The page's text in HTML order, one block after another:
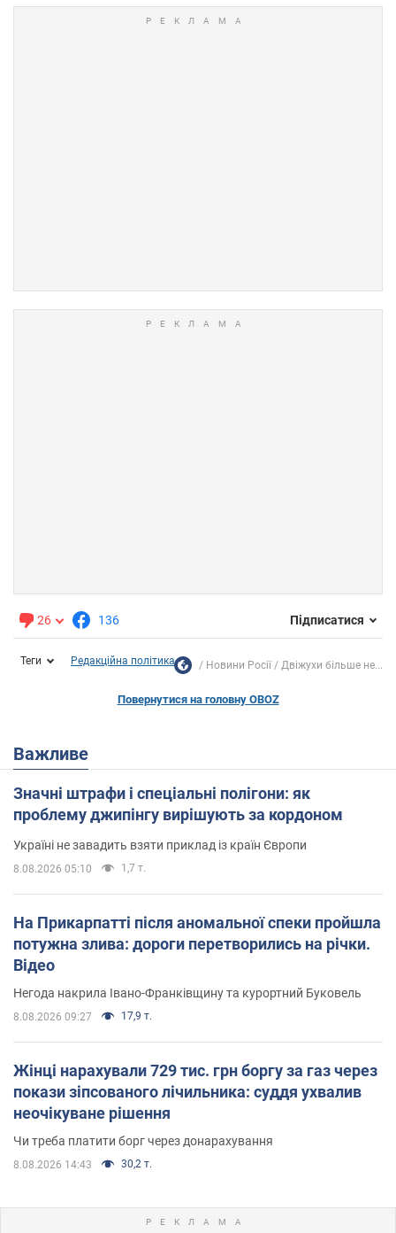
26 136 Підписатися
Теги Редакційна політика Новини Росії Двіжухи більше не...
Повернутися на головну OBOZ
Важливе
Значні штрафи і спеціальні полігони: як
проблему джипінгу вирішують за кордоном
Україні не завадить взяти приклад із країн Європи
8.08.2026 05:10 1,7 т.
На Прикарпатті після аномальної спеки пройшла
потужна злива: дороги перетворились на річки.
Відео
Негода накрила Івано-Франківщину та курортний Буковель
8.08.2026 09:27 17,9 т.
Жінці нарахували 729 тис. грн боргу за газ через
покази зіпсованого лічильника: суддя ухвалив
неочікуване рішення
Чи треба платити борг через донарахування
8.08.2026 14:43 30,2 т.